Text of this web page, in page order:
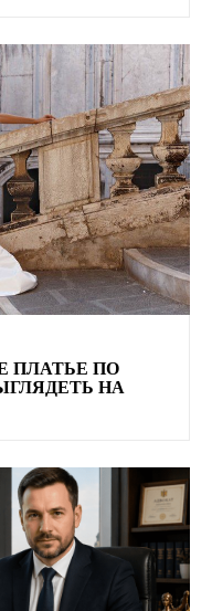
ПЛАТЬЕ ПО
НА